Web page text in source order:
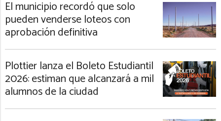
El municipio recordó que solo
pueden venderse loteos con
aprobación definitiva
Plottier lanza el Boleto Estudiantil
2026: estiman que alcanzará a mil
alumnos de la ciudad